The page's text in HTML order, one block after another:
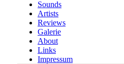
Sounds
Artists
Reviews
Galerie
About
Links
Impressum